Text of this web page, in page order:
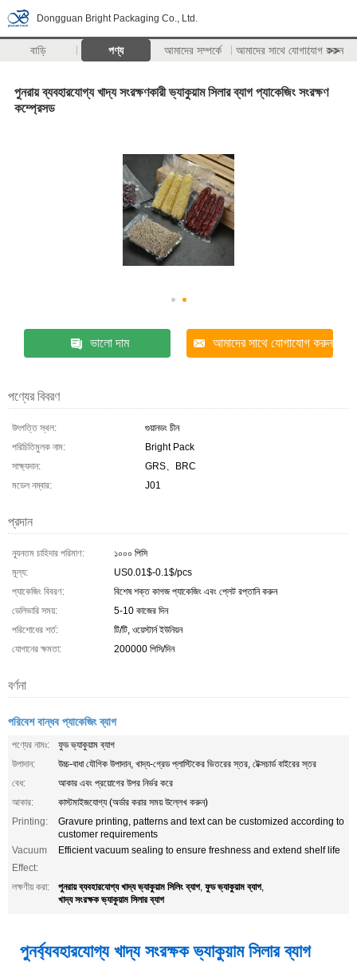
Dongguan Bright Packaging Co., Ltd.
বাড়ি পণ্য আমাদের সম্পর্কে আমাদের সাথে যোগাযোগ করুন
>>
পুনরায় ব্যবহারযোগ্য খাদ্য সংরক্ষণকারী ভ্যাকুয়াম সিলার ব্যাগ প্যাকেজিং সংরক্ষণ
কম্প্রেসড
ভালো দাম আমাদের সাথে যোগাযোগ করুন
পণ্যের বিবরণ
উৎপত্তি স্থল:
গুয়ানডং চীন
পরিচিতিমুলক নাম:
Bright Pack
সাক্ষ্যদান:
GRS、BRC
মডেল নম্বার:
J01
প্রদান
ন্যূনতম চাহিদার পরিমাণ:
১০০০ পিসি
মূল্য:
US0.01$-0.1$/pcs
প্যাকেজিং বিবরণ:
বিশেষ শক্ত কাগজ প্যাকেজিং এবং প্লেট রপ্তানি করুন
ডেলিভারি সময়:
5-10 কাজের দিন
পরিশোধের শর্ত:
টি/টি, ওয়েস্টার্ন ইউনিয়ন
যোগানের ক্ষমতা:
200000 পিসি/দিন
বর্ণনা
পরিবেশ বান্ধব প্যাকেজিং ব্যাগ
পণ্যের নামঃ:
ফুড ভ্যাকুয়াম ব্যাগ
উপাদান:
উচ্চ-বাধা যৌগিক উপাদান, খাদ্য-গ্রেড প্লাস্টিকের ভিতরের স্তর, টেক্সচার্ড বাইরের স্তর
বেধ:
আকার এবং প্রয়োগের উপর নির্ভর করে
আকার:
কাস্টমাইজযোগ্য (অর্ডার করার সময় উল্লেখ করুন)
Printing:
Gravure printing, patterns and text can be customized according to
customer requirements
Vacuum
Effect:
Efficient vacuum sealing to ensure freshness and extend shelf life
লক্ষণীয় করা: পুনরায় ব্যবহারযোগ্য খাদ্য ভ্যাকুয়াম সিলিং ব্যাগ, ফুড ভ্যাকুয়াম ব্যাগ,
খাদ্য সংরক্ষক ভ্যাকুয়াম সিলার ব্যাগ
পুনর্ব্যবহারযোগ্য খাদ্য সংরক্ষক ভ্যাকুয়াম সিলার ব্যাগ